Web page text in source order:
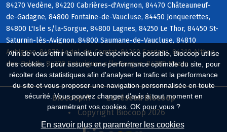
Afin de vous offrir la meilleure expérience possible, Biocoop utilise
des cookies : pour assurer une performance optimale du site, pour
récolter des statistiques afin d'analyser le trafic et la performance
du site et vous proposer une navigation personnalisée en toute
sécurité. Vous pouvez changer d'avis à tout moment en
paramétrant vos cookies. OK pour vous ?
En savoir plus et paramétrer les cookies
84270 Vedène, 84220 Cabrières-d'Avignon, 84470 Châteauneuf-
de-Gadagne, 84800 Fontaine-de-Vaucluse, 84450 Jonquerettes,
84800 L'Isle s/la-Sorgue, 84800 Lagnes, 84250 Le Thor, 84450 St-
Saturnin-lès-Avignon, 84800 Saumane-de-Vaucluse, 84810
Aubignan, 84870 Loriol-du-Comtat, 84260 Sarrians, 84210 Althen-
des-Paluds, 84320 Entraigues s/la-Sorgue, 84380 Mazan
Biocoop.fr
Le réseau Biocoop
Copyright Biocoop 2026